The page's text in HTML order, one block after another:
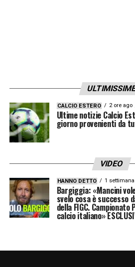
CALCIO ESTERO 2 ore ago
Ultime notizie Calcio
giorno provenienti da
VIDEO
HANNO DETTO 1
Bargiggia: «Mancini
svelo cosa è successo
della FIGC.
calcio italiano»